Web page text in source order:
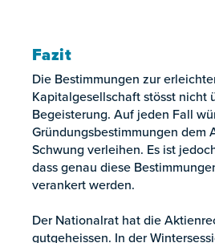
Fazit
Die Bestimmungen zur
Kapitalgesellschaft stösst nicht
Begeisterung. Auf jeden Fall
Gründungsbestimmungen dem
Schwung verleihen. Es ist
dass genau diese
verankert werden.
Der Nationalrat hat die
gutgeheissen. In der